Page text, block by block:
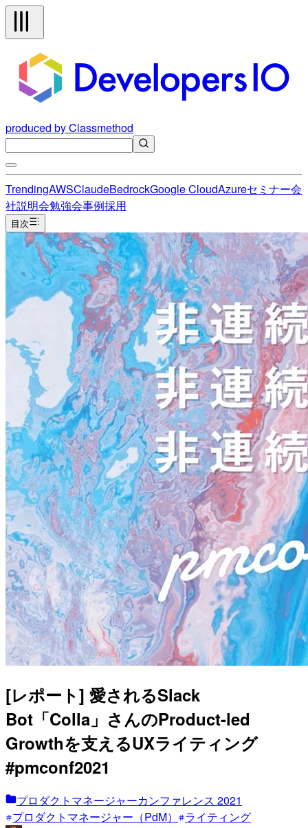
produced by Classmethod
TrendingAWSClaudeBedrockGoogle CloudAzureセミナー会
社説明会勉強会事例採用
目次
[レポート] 愛されるSlack
Bot「Colla」さんのProduct-led
Growthを支えるUXライティング
#pmconf2021
プロダクトマネージャーカンファレンス 2021
プロダクトマネージャー（PdM）
ライティング